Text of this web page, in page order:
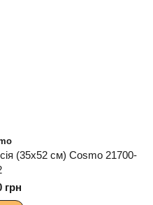
(35х52 см) Cosmo 21700-
грн